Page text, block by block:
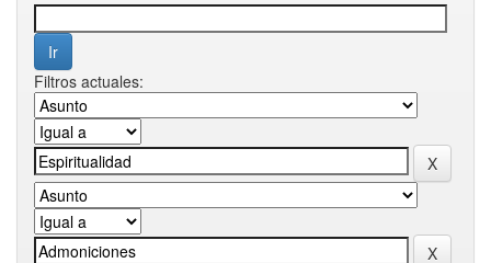
Filtros actuales: